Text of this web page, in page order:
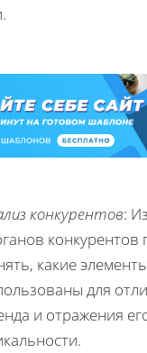
конкурентов:
конкурентов
какие
для
и отражения